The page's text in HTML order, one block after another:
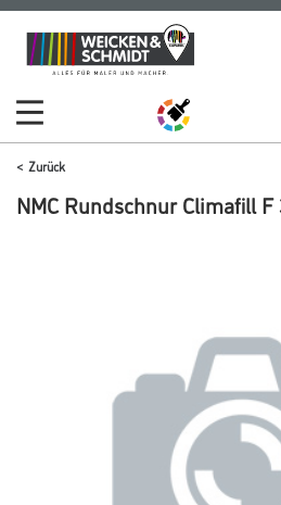
Zum
Inhalt
Zum
Navigationsmenü
Zurück
NMC Rundschnur Climafill